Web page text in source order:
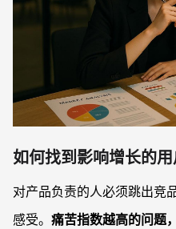
如何找到影响增长的用
对产品负责的人必须跳出竞
感受。 痛苦指数越高的问题